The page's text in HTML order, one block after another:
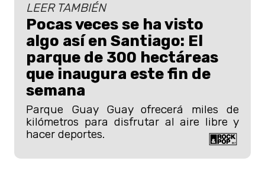
LEER TAMBIÉN
Pocas veces se ha visto
algo así en Santiago: El
parque de 300 hectáreas
que inaugura este fin de
semana
Parque Guay Guay ofrecerá miles de
kilómetros para disfrutar al aire libre y
hacer deportes.